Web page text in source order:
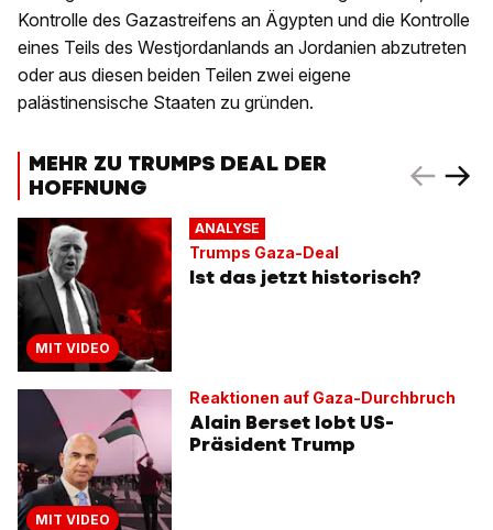
Kontrolle des Gazastreifens an Ägypten und die Kontrolle
eines Teils des Westjordanlands an Jordanien abzutreten
oder aus diesen beiden Teilen zwei eigene
palästinensische Staaten zu gründen.
MEHR ZU TRUMPS DEAL DER
HOFFNUNG
MIT VIDEO
ANALYSE
Trumps Gaza-Deal
Ist das jetzt historisch?
MIT VIDEO
Reaktionen auf Gaza-Durchbruch
Alain Berset lobt US-
Präsident Trump